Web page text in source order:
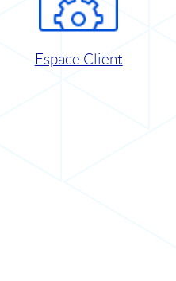
Espace Client